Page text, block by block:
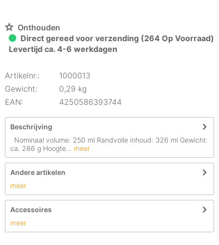
Onthouden
Direct gereed voor verzending (264 Op Voorraad)
Levertijd ca. 4-6 werkdagen
Artikelnr.:
1000013
Gewicht:
0,29 kg
EAN:
4250586393744
Beschrijving
Nominaal volume: 250 ml Randvolle inhoud: 326 ml Gewicht:
ca. 286 g Hoogte... meer
Andere artikelen
meer
Accessoires
meer